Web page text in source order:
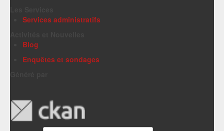
Services administratifs
Blog
Enquêtes et sondages